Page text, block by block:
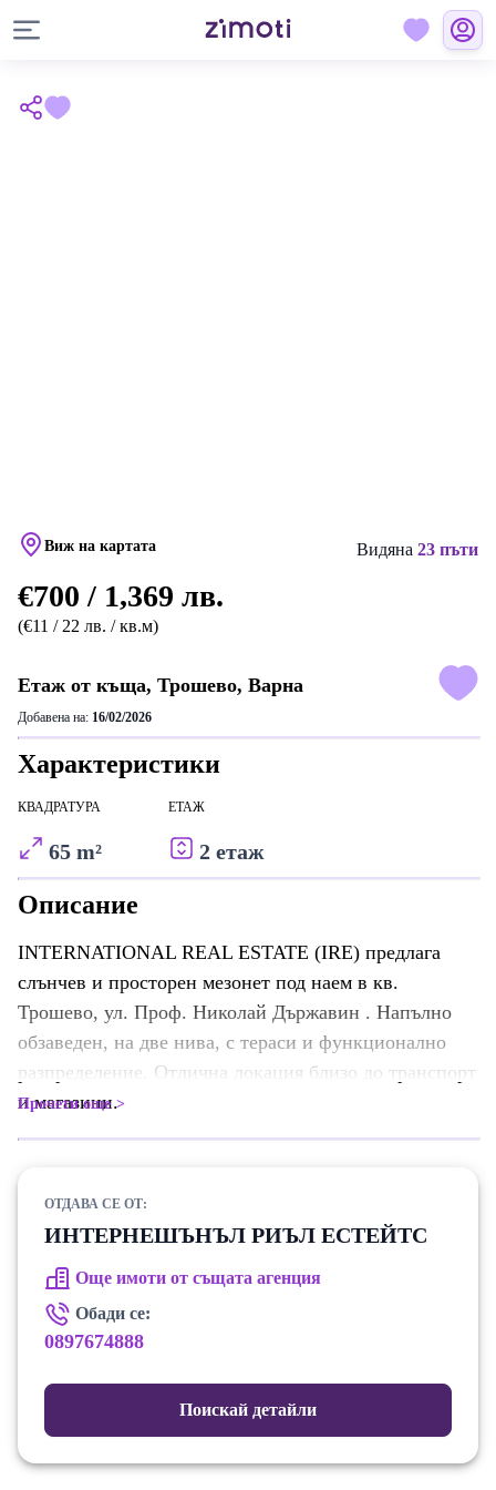
Виж на картата Видяна 23 пъти
€700 / 1,369 лв.
(€11 / 22 лв. / кв.м)
Етаж от къща, Трошево, Варна
Добавена на: 16/02/2026
Характеристики
КВАДРАТУРА
65 m²
ЕТАЖ
2 етаж
Описание
INTERNATIONAL REAL ESTATE (IRE) предлага
слънчев и просторен мезонет под наем в кв.
Трошево, ул. Проф. Николай Държавин . Напълно
обзаведен, на две нива, с тераси и функционално
разпределение. Отлична локация близо до транспорт
и магазини.
Прочети още
ОТДАВА СЕ ОТ:
ИНТЕРНЕШЪНЪЛ РИЪЛ ЕСТЕЙТС
Още имоти от същата агенция
Обади се:
0897674888
Поискай детайли